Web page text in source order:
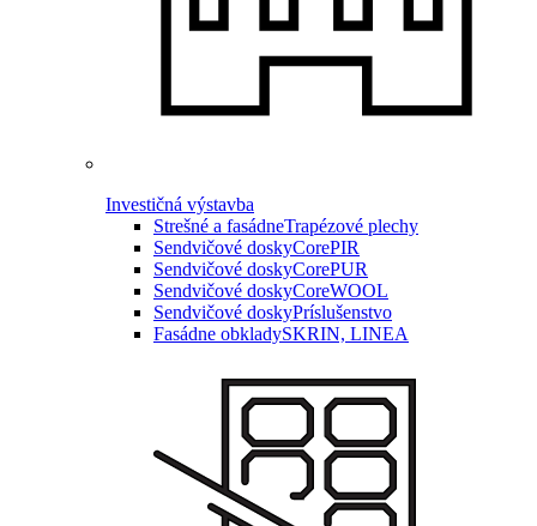
Investičná výstavba
Strešné a fasádneTrapézové plechy
Sendvičové doskyCorePIR
Sendvičové doskyCorePUR
Sendvičové doskyCoreWOOL
Sendvičové doskyPríslušenstvo
Fasádne obkladySKRIN, LINEA